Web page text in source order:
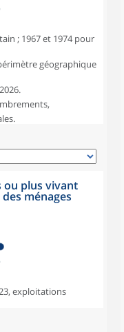
; 1967 et 1974 pour
géographique
ou plus vivant
ménages
exploitations